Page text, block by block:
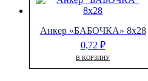
Анкер «БАБОЧКА» 8х28
0,72 ₽
В КОРЗИНУ